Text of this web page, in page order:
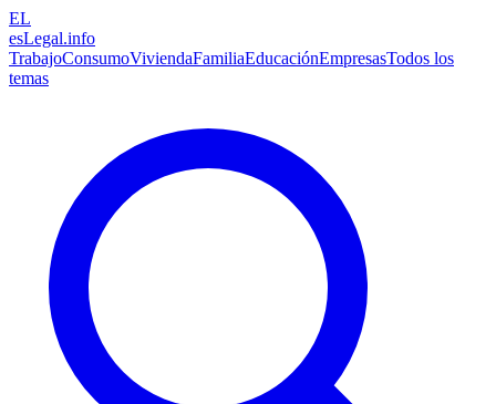
EL
esLegal.info
TrabajoConsumoViviendaFamiliaEducaciónEmpresasTodos los
temas